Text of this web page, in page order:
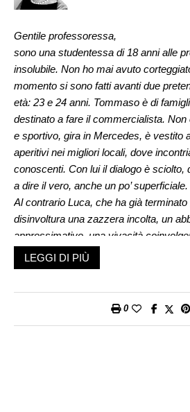
Gentile professoressa,
sono una studentessa di 18 anni alle
insolubile. Non ho mai avuto
momento si sono fatti avanti due
età: 23 e 24 anni. Tommaso è di
destinato a fare il commercialista. Non
e sportivo, gira in Mercedes, è vestito
aperitivi nei migliori locali, dove
conoscenti. Con lui il dialogo è sciolto,
a dire il vero, anche un po’ superficiale.
Al contrario Luca, che ha già
disinvoltura una zazzera incolta, un
approssimativo, una vivacità
indipendente che propone immagini
avvenimenti cittadini alla stampa
diverse. Mi affascina per il suo stile,
LEGGI DI PIÙ
0